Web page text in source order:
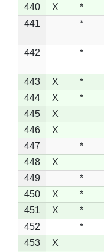
440
X *
441
*
442
*
443
X *
444
X *
445
X
446
X
447
*
448
X
449
*
450
X *
451
X *
452
*
453
X